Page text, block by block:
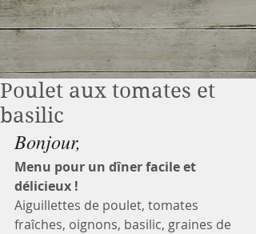
Poulet aux tomates et
basilic
Bonjour,
Menu pour un dîner facile et
délicieux !
Aiguillettes de poulet, tomates
fraîches, oignons, basilic, graines de